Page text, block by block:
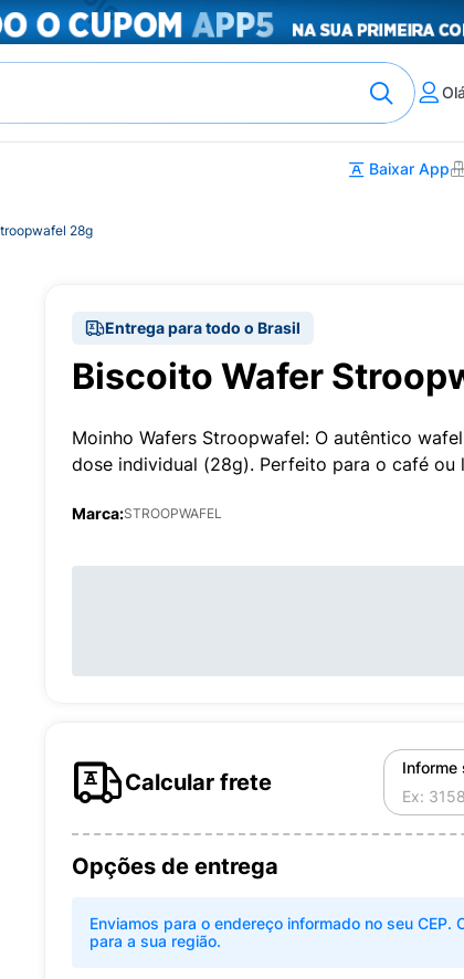
Baixar App
28g
Entrega para todo o Brasil
Biscoito Wafer
Moinho Wafers Stroopwafel: O autêntico
dose individual (28g). Perfeito para o café ou
Marca:STROOPWAFEL
Calcular frete
Informe
Opções de entrega
Enviamos para o endereço informado no seu CEP.
para a sua região.